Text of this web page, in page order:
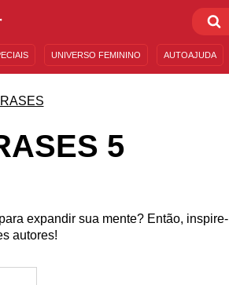
UNIVERSO FEMININO AUTOAJUDA
5
expandir sua mente? Então, inspire-
autores!